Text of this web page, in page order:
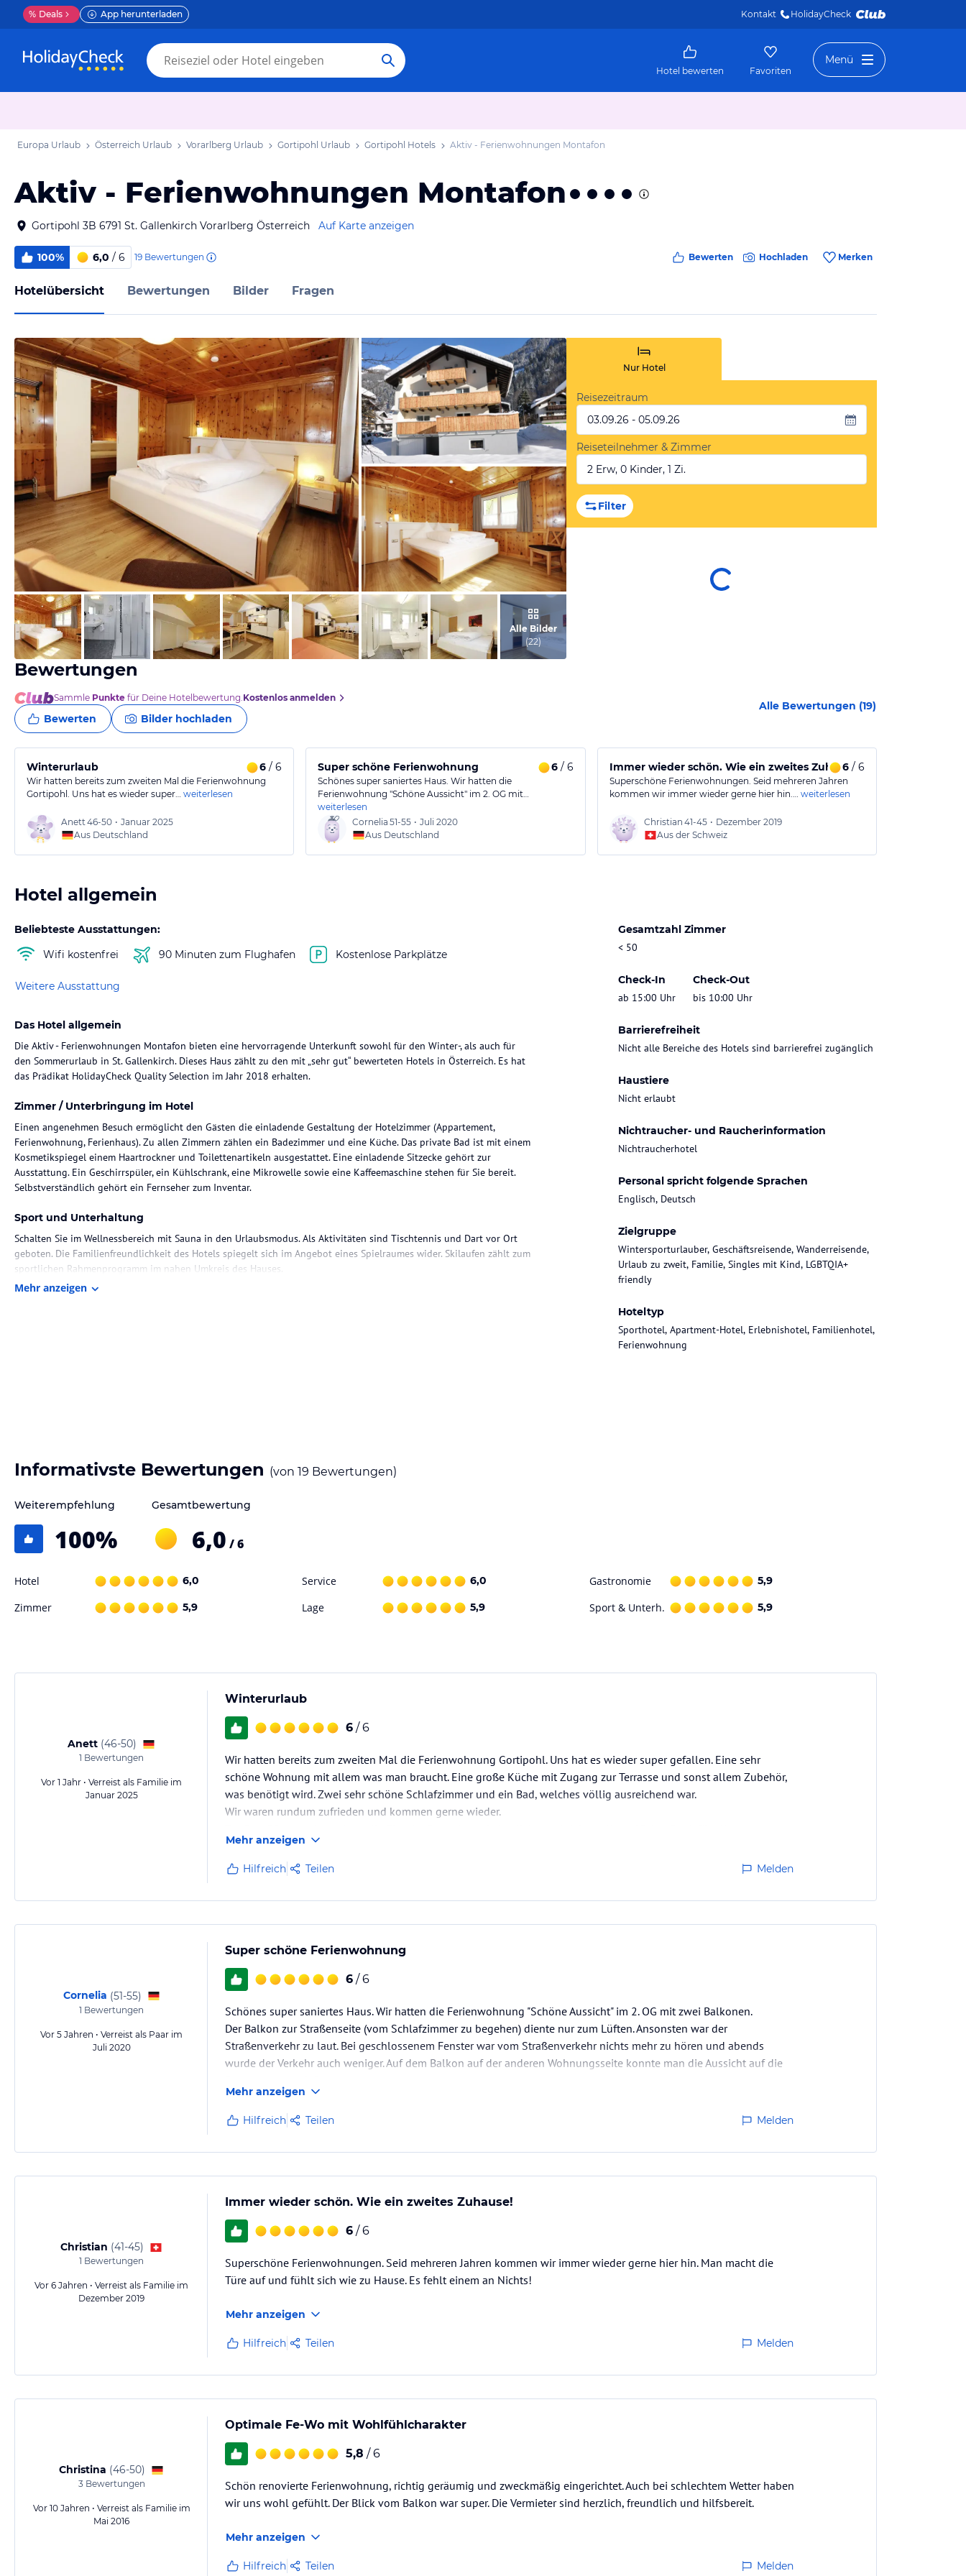
% Deals App herunterladen Kontakt HolidayCheck
Hotel bewerten Favoriten
Menü
Europa Urlaub Österreich Urlaub Vorarlberg Urlaub Gortipohl Urlaub Gortipohl Hotels Aktiv - Ferienwohnungen Montafon
Aktiv - Ferienwohnungen Montafon
Gortipohl 3B 6791 St. Gallenkirch Vorarlberg Österreich Auf Karte anzeigen
100% 6,0 / 6 19 Bewertungen Bewerten Hochladen Merken
Hotelübersicht Bewertungen Bilder Fragen
vom Hotelier, Oktober 2015
vom Hotelier, August 2012
vom Hotelier, Oktober 2015
Alle Bilder
(22)
Nur Hotel
Reisezeitraum
03.09.26 - 05.09.26
Reiseteilnehmer & Zimmer
2 Erw, 0 Kinder, 1 Zi.
Filter
Bewertungen
Sammle Punkte für Deine Hotelbewertung.Kostenlos anmelden
Bewerten Bilder hochladen
Alle Bewertungen (19)
Winterurlaub 6 / 6
Wir hatten bereits zum zweiten Mal die Ferienwohnung
Gortipohl. Uns hat es wieder super… weiterlesen
Anett46-50 • Januar 2025
Aus Deutschland
Super schöne Ferienwohnung 6/ 6
Schönes super saniertes Haus. Wir hatten die
Ferienwohnung "Schöne Aussicht" im 2. OG mit…
weiterlesen
Cornelia 51-55 • Juli 2020
Aus Deutschland
Immer wieder schön. Wie ein zweites Zuhause!
6/ 6
Superschöne Ferienwohnungen. Seid mehreren Jahren
kommen wir immer wieder gerne hier hin.… weiterlesen
Christian 41-45 • Dezember 2019
Aus der Schweiz
Hotel allgemein
Beliebteste Ausstattungen:
Wifi kostenfrei
90 Minuten zum Flughafen Kostenlose Parkplätze
Weitere Ausstattung
Gesamtzahl Zimmer
< 50
Check-In
ab 15:00 Uhr
Check-Out
bis 10:00 Uhr
Barrierefreiheit
Nicht alle Bereiche des Hotels sind barrierefrei zugänglich
Haustiere
Nicht erlaubt
Nichtraucher- und Raucherinformation
Nichtraucherhotel
Personal spricht folgende Sprachen
Englisch, Deutsch
Zielgruppe
Wintersporturlauber, Geschäftsreisende, Wanderreisende,
Urlaub zu zweit, Familie, Singles mit Kind, LGBTQIA+
friendly
Hoteltyp
Sporthotel, Apartment-Hotel, Erlebnishotel, Familienhotel,
Ferienwohnung
Das Hotel allgemein
Die Aktiv - Ferienwohnungen Montafon bieten eine hervorragende Unterkunft sowohl für den Winter-, als auch für
den Sommerurlaub in St. Gallenkirch. Dieses Haus zählt zu den mit „sehr gut“ bewerteten Hotels in Österreich. Es hat
das Prädikat HolidayCheck Quality Selection im Jahr 2018 erhalten.
Zimmer / Unterbringung im Hotel
Einen angenehmen Besuch ermöglicht den Gästen die einladende Gestaltung der Hotelzimmer (Appartement,
Ferienwohnung, Ferienhaus). Zu allen Zimmern zählen ein Badezimmer und eine Küche. Das private Bad ist mit einem
Kosmetikspiegel einem Haartrockner und Toilettenartikeln ausgestattet. Eine einladende Sitzecke gehört zur
Ausstattung. Ein Geschirrspüler, ein Kühlschrank, eine Mikrowelle sowie eine Kaffeemaschine stehen für Sie bereit.
Selbstverständlich gehört ein Fernseher zum Inventar.
Sport und Unterhaltung
Schalten Sie im Wellnessbereich mit Sauna in den Urlaubsmodus. Als Aktivitäten sind Tischtennis und Dart vor Ort
geboten. Die Familienfreundlichkeit des Hotels spiegelt sich im Angebot eines Spielraumes wider. Skilaufen zählt zum
sportlichen Rahmenprogramm im nahen Umkreis des Hauses.
Mehr anzeigen
Informativste Bewertungen (von 19 Bewertungen)
Weiterempfehlung
100%
Gesamtbewertung
6,0 / 6
Hotel 6,0 Service 6,0 Gastronomie 5,9
Zimmer 5,9 Lage 5,9 Sport & Unterh. 5,9
Anett (46-50)
1 Bewertungen
Vor 1 Jahr • Verreist als Familie im
Januar 2025
Winterurlaub
6 / 6
Wir hatten bereits zum zweiten Mal die Ferienwohnung Gortipohl. Uns hat es wieder super gefallen. Eine sehr
schöne Wohnung mit allem was man braucht. Eine große Küche mit Zugang zur Terrasse und sonst allem Zubehör,
was benötigt wird. Zwei sehr schöne Schlafzimmer und ein Bad, welches völlig ausreichend war.
Wir waren rundum zufrieden und kommen gerne wieder.
Fam. Rebentisch
Mehr anzeigen
Hilfreich Teilen Melden
Cornelia (51-55)
1 Bewertungen
Vor 5 Jahren • Verreist als Paar im
Juli 2020
Super schöne Ferienwohnung
6 / 6
Schönes super saniertes Haus. Wir hatten die Ferienwohnung "Schöne Aussicht" im 2. OG mit zwei Balkonen.
Der Balkon zur Straßenseite (vom Schlafzimmer zu begehen) diente nur zum Lüften. Ansonsten war der
Straßenverkehr zu laut. Bei geschlossenem Fenster war vom Straßenverkehr nichts mehr zu hören und abends
wurde der Verkehr auch weniger. Auf dem Balkon auf der anderen Wohnungsseite konnte man die Aussicht auf die
Die Küche war komplett eingerichtet. Hier fehlte es an nichts. Betten waren 1…
Mehr anzeigen
Hilfreich Teilen Melden
Christian (41-45)
1 Bewertungen
Vor 6 Jahren • Verreist als Familie im
Dezember 2019
Immer wieder schön. Wie ein zweites Zuhause!
6 / 6
Superschöne Ferienwohnungen. Seid mehreren Jahren kommen wir immer wieder gerne hier hin. Man macht die
Türe auf und fühlt sich wie zu Hause. Es fehlt einem an Nichts!
Mehr anzeigen
Hilfreich Teilen Melden
Christina (46-50)
3Bewertungen
Vor 10 Jahren • Verreist als Familie im
Mai 2016
Optimale Fe-Wo mit Wohlfühlcharakter
5,8 / 6
Schön renovierte Ferienwohnung, richtig geräumig und zweckmäßig eingerichtet. Auch bei schlechtem Wetter haben
wir uns wohl gefühlt. Der Blick vom Balkon war super. Die Vermieter sind herzlich, freundlich und hilfsbereit.
Mehr anzeigen
Hilfreich Teilen Melden